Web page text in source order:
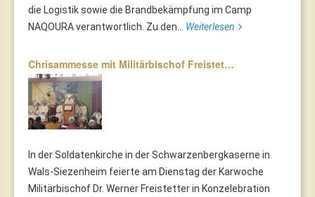
die Logistik sowie die Brandbekämpfung im Camp
NAQOURA verantwortlich. Zu den... Weiterlesen
Chrisammesse mit Militärbischof Freistet…
In der Soldatenkirche in der Schwarzenbergkaserne in
Wals-Siezenheim feierte am Dienstag der Karwoche
Militärbischof Dr. Werner Freistetter in Konzelebration